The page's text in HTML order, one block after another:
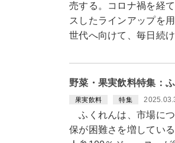
売する。コロナ禍を経
スしたラインアップを
世代へ向けて、毎日続
野菜・果実飲料特集：
果実飲料 特集
ふくれんは、市場に
保が困難さを増してい